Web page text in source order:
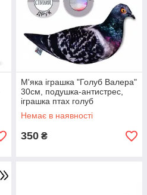
М'яка іграшка "Голуб Валера"
30см, подушка-антистрес,
іграшка птах голуб
Немає в наявності
350 ₴